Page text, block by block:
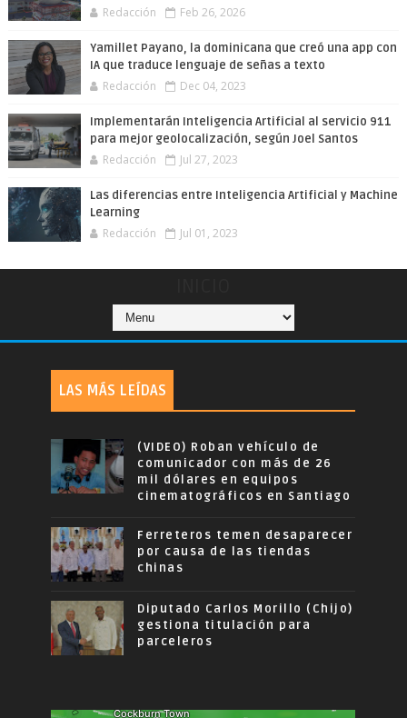
Redacción Feb 26, 2026
Yamillet Payano, la dominicana que creó una app con
IA que traduce lenguaje de señas a texto
Redacción Dec 04, 2023
Implementarán Inteligencia Artificial al servicio 911
para mejor geolocalización, según Joel Santos
Redacción Jul 27, 2023
Las diferencias entre Inteligencia Artificial y Machine
Learning
Redacción Jul 01, 2023
LAS MÁS LEÍDAS
(VIDEO) Roban vehículo de
comunicador con más de 26
mil dólares en equipos
cinematográficos en Santiago
Ferreteros temen desaparecer
por causa de las tiendas
chinas
Diputado Carlos Morillo (Chijo)
gestiona titulación para
parceleros